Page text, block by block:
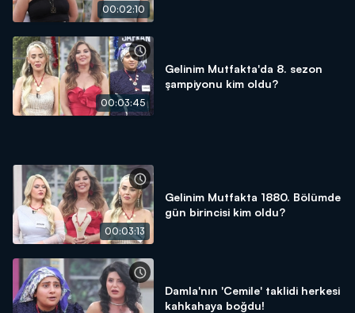
00:02:10
00:03:45
Gelinim Mutfakta'da 8. sezon
şampiyonu kim oldu?
00:03:13
Gelinim Mutfakta 1880. Bölümde
gün birincisi kim oldu?
Damla'nın 'Cemile' taklidi herkesi
kahkahaya boğdu!